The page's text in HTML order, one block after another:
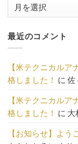
事
の
覧
は
こ
ち
ら
最近のコメント
【米テクニカル
格しました！ に 佐
【米テクニカル
格しました！ に 大
【お知らせ】よ